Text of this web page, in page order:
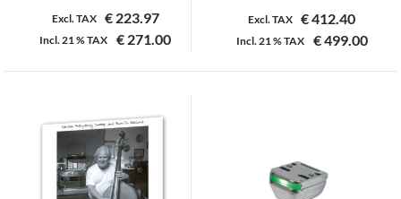
Excl. TAX €223.97
Incl.21 %TAX € 271.00
Excl. TAX €412.40
Incl.21 %TAX €499.00